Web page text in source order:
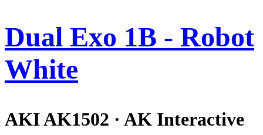
Dual Exo 1B - Robot
White
AKI AK1502 · AK Interactive